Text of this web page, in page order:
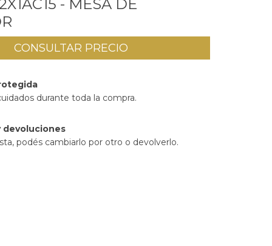
- MESA DE
durante toda la compra.
devoluciones
podés cambiarlo por otro o devolverlo.